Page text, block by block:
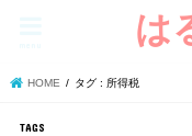
は
HOME タグ : 所得税